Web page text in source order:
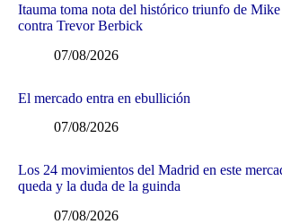
Itauma toma nota del histórico triunfo de
contra Trevor Berbick
07/08/2026
El mercado entra en ebullición
07/08/2026
Los 24 movimientos del Madrid en este
queda y la duda de la guinda
07/08/2026